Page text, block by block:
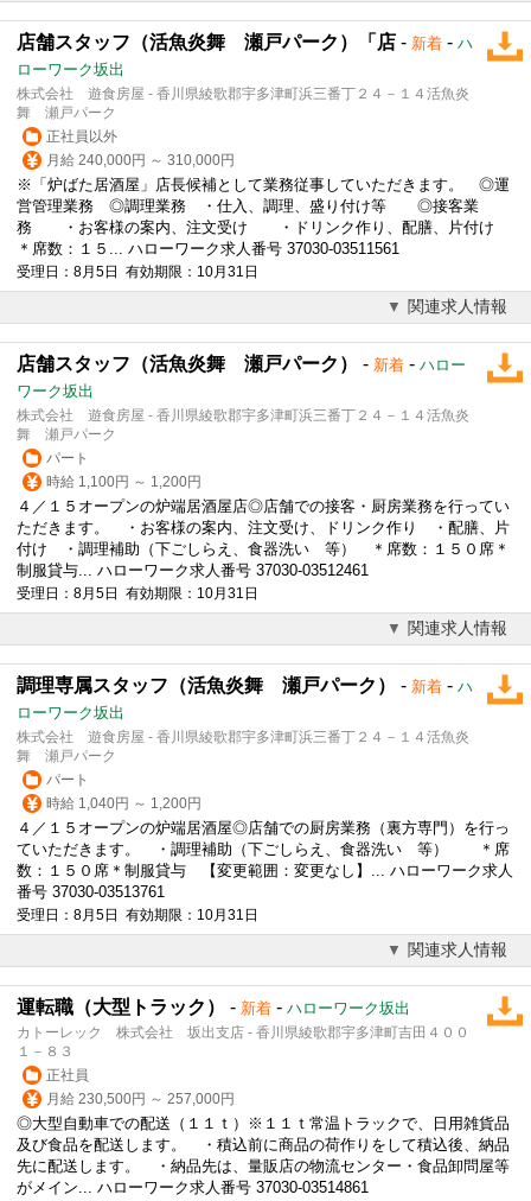
店舗スタッフ（活魚炎舞 瀬戸パーク）「店 - 新着 - ハ
ローワーク坂出
株式会社 遊食房屋 - 香川県綾歌郡宇多津町浜三番丁２４－１４活魚炎
舞 瀬戸パーク
正社員以外
月給 240,000円 ～ 310,000円
※「炉ばた居酒屋」店長候補として業務従事していただきます。 ◎運
営管理業務 ◎調理業務 ・仕入、調理、盛り付け等 ◎接客業
務 ・お客様の案内、注文受け ・ドリンク作り、配膳、片付け
＊席数：１５... ハローワーク求人番号 37030-03511561
受理日：8月5日 有効期限：10月31日
関連求人情報
店舗スタッフ（活魚炎舞 瀬戸パーク） - 新着 - ハロー
ワーク坂出
株式会社 遊食房屋 - 香川県綾歌郡宇多津町浜三番丁２４－１４活魚炎
舞 瀬戸パーク
パート
時給 1,100円 ～ 1,200円
４／１５オープンの炉端居酒屋店◎店舗での接客・厨房業務を行ってい
ただきます。 ・お客様の案内、注文受け、ドリンク作り ・配膳、片
付け ・調理補助（下ごしらえ、食器洗い 等） ＊席数：１５０席＊
制服貸与... ハローワーク求人番号 37030-03512461
受理日：8月5日 有効期限：10月31日
関連求人情報
調理専属スタッフ（活魚炎舞 瀬戸パーク） - 新着 - ハ
ローワーク坂出
株式会社 遊食房屋 - 香川県綾歌郡宇多津町浜三番丁２４－１４活魚炎
舞 瀬戸パーク
パート
時給 1,040円 ～ 1,200円
４／１５オープンの炉端居酒屋◎店舗での厨房業務（裏方専門）を行っ
ていただきます。 ・調理補助（下ごしらえ、食器洗い 等） ＊席
数：１５０席＊制服貸与 【変更範囲：変更なし】... ハローワーク求人
番号 37030-03513761
受理日：8月5日 有効期限：10月31日
関連求人情報
運転職（大型トラック） - 新着 - ハローワーク坂出
カトーレック 株式会社 坂出支店 - 香川県綾歌郡宇多津町吉田４００
１－８３
正社員
月給 230,500円 ～ 257,000円
◎大型自動車での配送（１１ｔ）※１１ｔ常温トラックで、日用雑貨品
及び食品を配送します。 ・積込前に商品の荷作りをして積込後、納品
先に配送します。 ・納品先は、量販店の物流センター・食品卸問屋等
がメイン... ハローワーク求人番号 37030-03514861